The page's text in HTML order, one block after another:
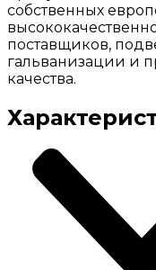
собственных
поставщиков,
гальванизации и
качества.